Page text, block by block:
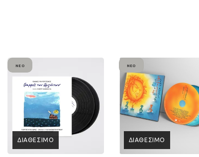
ΔΙΑΘΈΣΙΜΟ
ΝΈΟ
ΔΙΑΘΈΣΙΜΟ
ΝΈΟ